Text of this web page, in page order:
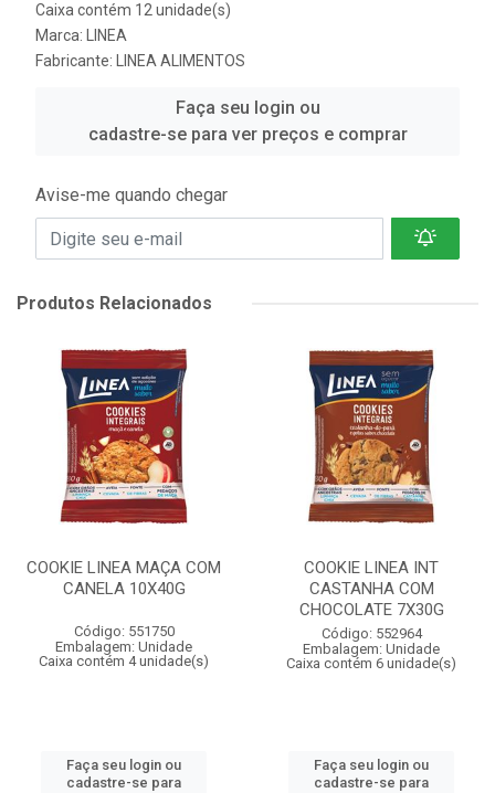
Caixa contém 12 unidade(s)
Marca:
LINEA
Fabricante:
LINEA ALIMENTOS
Faça seu login ou
cadastre-se para ver preços e comprar
Avise-me quando chegar
Produtos Relacionados
COOKIE LINEA MAÇA COM
CANELA 10X40G
Código: 551750
Embalagem: Unidade
Caixa contém 4 unidade(s)
Faça seu login ou
cadastre-se para
COOKIE LINEA INT
CASTANHA COM
CHOCOLATE 7X30G
Código: 552964
Embalagem: Unidade
Caixa contém 6 unidade(s)
Faça seu login ou
cadastre-se para